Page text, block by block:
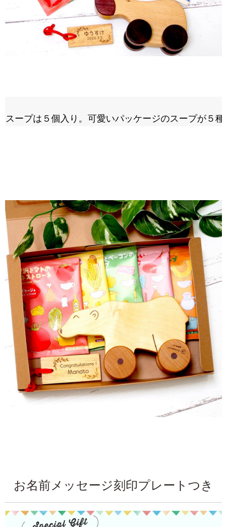
スープは５個入り。可愛いパッケージのスープが５
お名前メッセージ刻印プレートつき